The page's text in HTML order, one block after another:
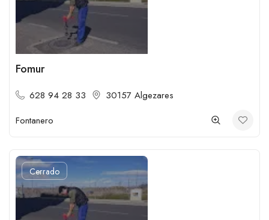
Fomur
628 94 28 33
30157 Algezares
Fontanero
Cerrado